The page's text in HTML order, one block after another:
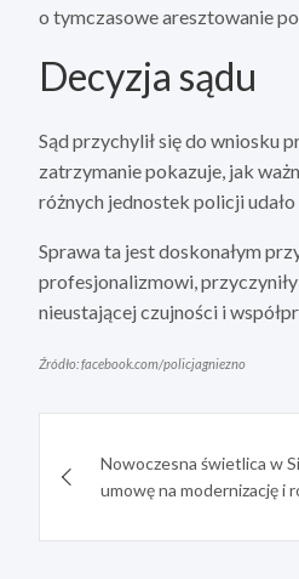
o tymczasowe aresztowanie
Decyzja sądu
Sąd przychylił się do wniosku
zatrzymanie pokazuje, jak
różnych jednostek policji
Sprawa ta jest doskonałym
profesjonalizmowi,
nieustającej czujności i
Źródło: facebook.com/policjagniezno
wpisuNowoczesna świetlica w
umowę na modernizację i